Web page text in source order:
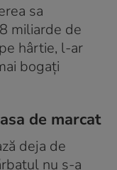
sa
miliarde de
hârtie, l-ar
bogați
de marcat
deja de
nu s-a